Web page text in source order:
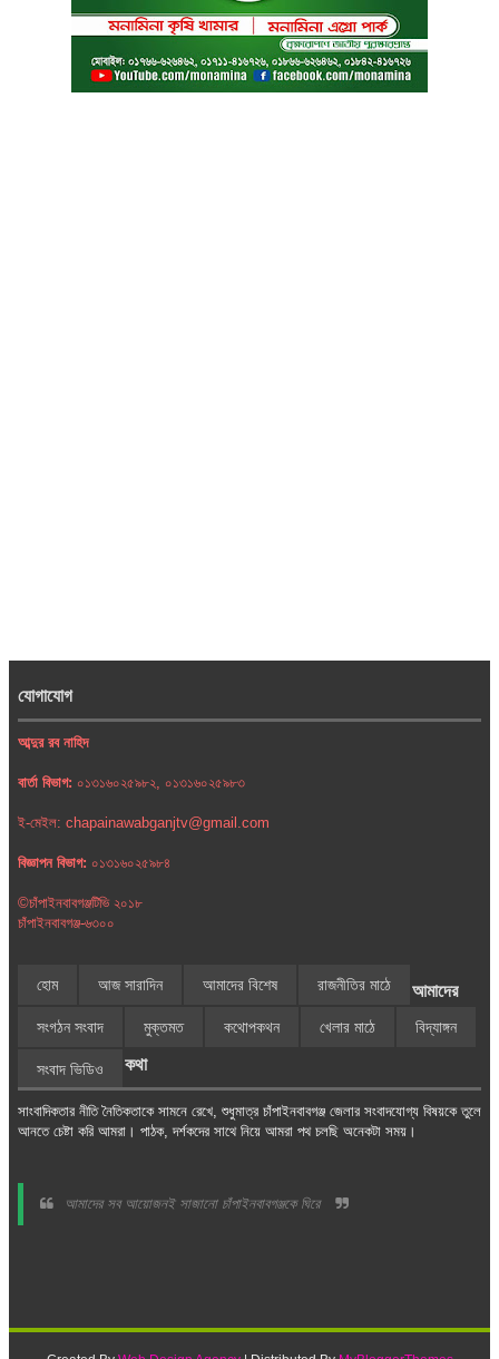
যোগাযোগ
আব্দুর রব নাহিদ
বার্তা বিভাগ: ০১৩১৬০২৫৯৮২, ০১৩১৬০২৫৯৮৩
ই-মেইল: chapainawabganjtv@gmail.com
বিজ্ঞাপন বিভাগ: ০১৩১৬০২৫৯৮৪
©চাঁপাইনবাবগঞ্জটিভি ২০১৮
চাঁপাইনবাবগঞ্জ-৬৩০০
হোম আজ সারাদিন আমাদের বিশেষ রাজনীতির মাঠে
সংগঠন সংবাদ মুক্তমত কথোপকথন খেলার মাঠে বিদ্যাঙ্গন
সংবাদ ভিডিও
আমাদের
কথা
সাংবাদিকতার নীতি নৈতিকতাকে সামনে রেখে, শুধুমাত্র চাঁপাইনবাবগঞ্জ জেলার সংবাদযোগ্য বিষয়কে তুলে
আনতে চেষ্টা করি আমরা। পাঠক, দর্শকদের সাথে নিয়ে আমরা পথ চলছি অনেকটা সময়।
আমাদের সব আয়োজনই সাজানো চাঁপাইনবাবগঞ্জকে ঘিরে